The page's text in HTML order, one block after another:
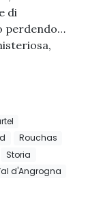
di
perdendo…
Rouchas
Storia
d'Angrogna